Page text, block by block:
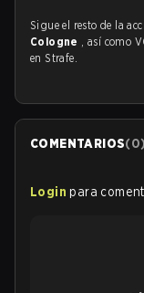
Sigue el resto de la
Cologne , así como
en Strafe.
COMENTARIOS(0)
Login para